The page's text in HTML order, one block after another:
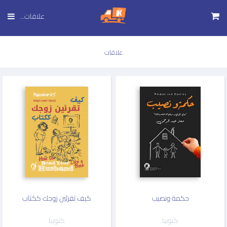
إلى
الرئيسي
علاقات...
علاقات
حكمة ونصيب
كتوبيا
كيف تقرئين زوجك ككتاب
كتوبيا